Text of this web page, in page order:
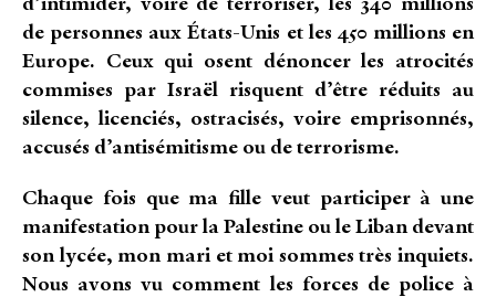
d’intimider, voire de terroriser, les 340 millions
de personnes aux États-Unis et les 450 millions en
Europe. Ceux qui osent dénoncer les atrocités
commises par Israël risquent d’être réduits au
silence, licenciés, ostracisés, voire emprisonnés,
accusés d’antisémitisme ou de terrorisme.
Chaque fois que ma fille veut participer à une
manifestation pour la Palestine ou le Liban devant
son lycée, mon mari et moi sommes très inquiets.
Nous avons vu comment les forces de police à